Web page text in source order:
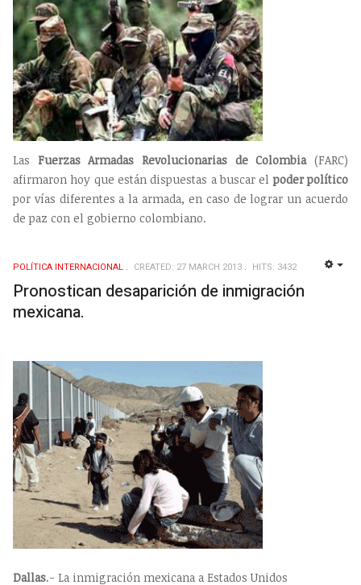
Las Fuerzas Armadas Revolucionarias de Colombia(FARC)
afirmaron hoy que están dispuestas a buscar elpoder político
por vías diferentes a la armada, en caso de lograr un acuerdo
de paz con el gobierno colombiano.
POLÍTICA INTERNACIONAL CREATED: 27 MARCH 2013 HITS: 3432
Pronostican desaparición de inmigración
mexicana.
Dallas.- La inmigración mexicana a Estados Unidos